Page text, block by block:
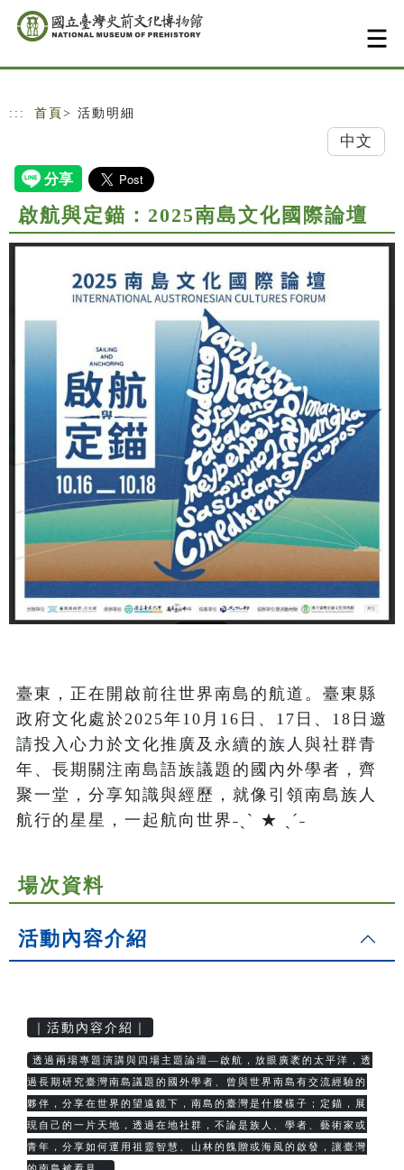
跳到主要內容
網站導覽
::: 首頁 > 活動明細
中文
啟航與定錨：2025南島文化國際論壇
臺東，正在開啟前往世界南島的航道。臺東縣
政府文化處於2025年10月16日、17日、18日邀
請投入心力於文化推廣及永續的族人與社群青
年、長期關注南島語族議題的國內外學者，齊
聚一堂，分享知識與經歷，就像引領南島族人
航行的星星，一起航向世界˗ˏˋ ★ ˎˊ˗
場次資料
活動內容介紹
｜活動內容介紹｜
透過兩場專題演講與四場主題論壇—啟航，放眼廣袤的太平洋，透
過長期研究臺灣南島議題的國外學者、曾與世界南島有交流經驗的
夥伴，分享在世界的望遠鏡下，南島的臺灣是什麼樣子；定錨，展
現自己的一片天地，透過在地社群，不論是族人、學者、藝術家或
青年，分享如何運用祖靈智慧、山林的餽贈或海風的啟發，讓臺灣